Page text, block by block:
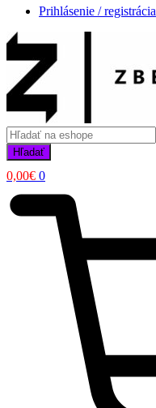
Prihlásenie / registrácia
Products
search
Hľadať
0,00€ 0